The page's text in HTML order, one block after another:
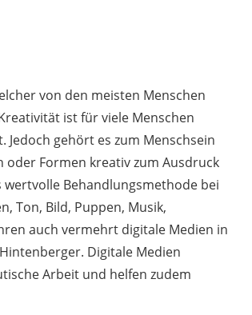
von den meisten Menschen
ist für viele Menschen
gehört es zum Menschsein
oder Formen kreativ zum Ausdruck
Behandlungsmethode bei
Ton, Bild, Puppen, Musik,
auch vermehrt digitale Medien in
Digitale Medien
Arbeit und helfen zudem